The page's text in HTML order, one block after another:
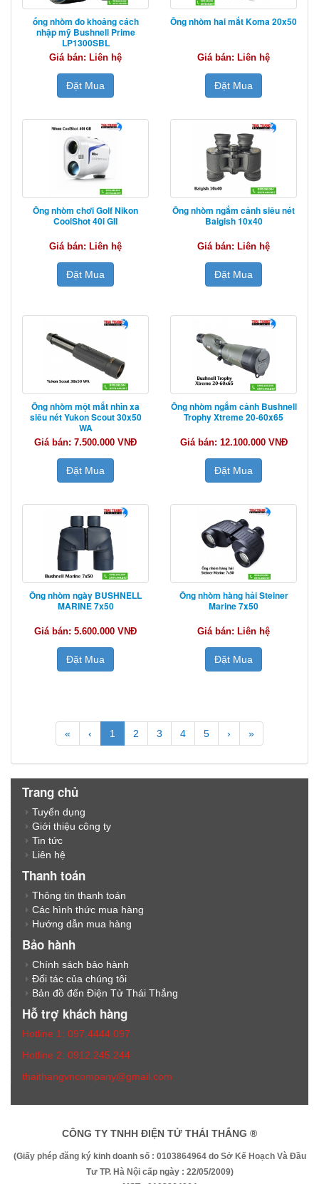
ống nhòm đo khoảng cách
nhập mỹ Bushnell Prime
LP1300SBL
Giá bán: Liên hệ
Đặt Mua
Ống nhòm hai mắt Koma 20x50
Giá bán: Liên hệ
Đặt Mua
Ống nhòm chơi Golf Nikon
CoolShot 40i GII
Giá bán: Liên hệ
Đặt Mua
Ống nhòm ngắm cảnh siêu nét
Baigish 10x40
Giá bán: Liên hệ
Đặt Mua
Ống nhòm một mắt nhìn xa
siêu nét Yukon Scout 30x50
WA
Giá bán: 7.500.000 VNĐ
Đặt Mua
Ống nhòm ngắm cảnh Bushnell
Trophy Xtreme 20-60x65
Giá bán: 12.100.000 VNĐ
Đặt Mua
Ống nhòm ngày BUSHNELL
MARINE 7x50
Giá bán: 5.600.000 VNĐ
Đặt Mua
Ống nhòm hàng hải Steiner
Marine 7x50
Giá bán: Liên hệ
Đặt Mua
« ‹ 1 2 3 4 5 › »
Trang chủ
Tuyển dụng
Giới thiệu công ty
Tin tức
Liên hệ
Thanh toán
Thông tin thanh toán
Các hình thức mua hàng
Hướng dẫn mua hàng
Bảo hành
Chính sách bảo hành
Đối tác của chúng tôi
Bản đồ đến Điện Tử Thái Thắng
Hỗ trợ khách hàng
Hotline 1: 097.4444.097
Hotline 2: 0912.245.244
thaithangvncompany@gmail.com
CÔNG TY TNHH ĐIỆN TỬ THÁI THẮNG ®
(Giấy phép đăng ký kinh doanh số : 0103864964 do Sở Kế Hoạch Và Đầu
Tư TP. Hà Nội cấp ngày : 22/05/2009)